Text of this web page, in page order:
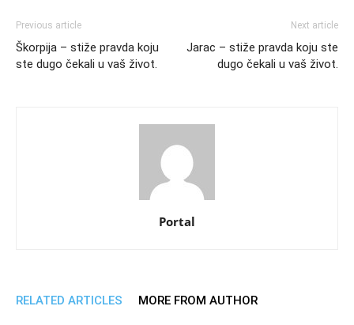
Previous article
Škorpija – stiže pravda koju
ste dugo čekali u vaš život.
Next article
Jarac – stiže pravda koju ste
dugo čekali u vaš život.
Portal
RELATED ARTICLES MORE FROM AUTHOR